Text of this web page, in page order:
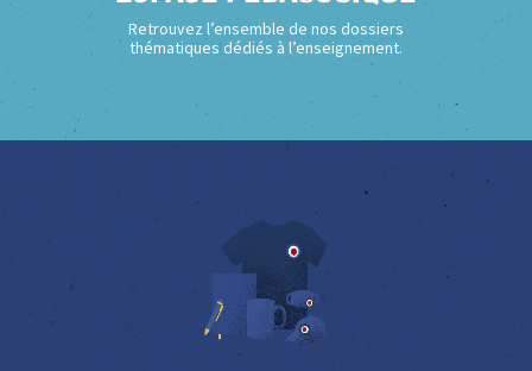
Retrouvez l’ensemble de nos dossiers
thématiques dédiés à l’enseignement.